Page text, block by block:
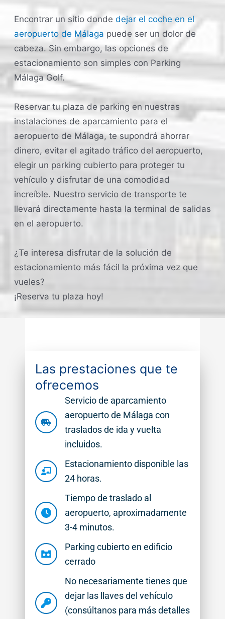
Encontrar un sitio donde dejar el coche en el
aeropuerto de Málaga puede ser un dolor de
cabeza. Sin embargo, las opciones de
estacionamiento son simples con Parking
Málaga Golf.
Reservar tu plaza de parking en nuestras
instalaciones de aparcamiento para el
aeropuerto de Málaga, te supondrá ahorrar
dinero, evitar el agitado tráfico del aeropuerto,
elegir un parking cubierto para proteger tu
vehículo y disfrutar de una comodidad
increíble. Nuestro servicio de transporte te
llevará directamente hasta la terminal de salidas
en el aeropuerto.
¿Te interesa disfrutar de la solución de
estacionamiento más fácil la próxima vez que
vueles?
¡Reserva tu plaza hoy!
Las prestaciones que te
ofrecemos
Servicio de aparcamiento
aeropuerto de Málaga con
traslados de ida y vuelta
incluidos.
Estacionamiento disponible las
24 horas.
Tiempo de traslado al
aeropuerto, aproximadamente
3-4 minutos.
Parking cubierto en edificio
cerrado
No necesariamente tienes que
dejar las llaves del vehículo
(consúltanos para más detalles